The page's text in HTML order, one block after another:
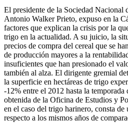
El presidente de la Sociedad
Antonio Walker Prieto, expuso en la
factores que explican la crisis por la
trigo en la actualidad. A su juicio, la
precios de compra del cereal que se
de producción mayores a la
insuficientes que han presionado el
también al alza. El dirigente gremial
la superficie en hectáreas de trigo
-12% entre el 2012 hasta la
obtenida de la Oficina de Estudios y
en el caso del trigo harinero, consta
respecto a los mismos años de